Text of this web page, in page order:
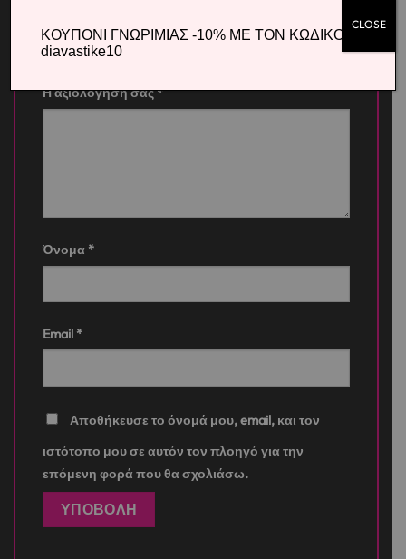
Η βαθμολογία σας*
Η αξιολόγησή σας*
Όνομα *
Email *
Αποθήκευσε το όνομά μου, email, και τον
ιστότοπο μου σε αυτόν τον πλοηγό για την
επόμενη φορά που θα σχολιάσω.
ΚΟΥΠΟΝΙ ΓΝΩΡΙΜΙΑΣ -10% ΜΕ ΤΟΝ ΚΩΔΙΚΟ
diavastike10
CLOSE